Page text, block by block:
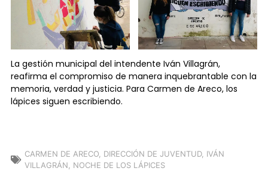
La gestión municipal del intendente Iván Villagrán,
reafirma el compromiso de manera inquebrantable con la
memoria, verdad y justicia. Para Carmen de Areco, los
lápices siguen escribiendo.
CARMEN DE ARECO, DIRECCIÓN DE JUVENTUD, IVÁN
VILLAGRÁN, NOCHE DE LOS LÁPICES